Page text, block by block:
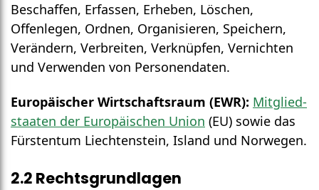
Beschaffen, Erfassen, Erheben, Löschen,
Offenlegen, Ordnen, Organisieren, Speichern,
Verändern, Verbreiten, Verknüpfen, Vernichten
und Verwenden von Personen­daten.
Europäischer Wirtschafts­raum (EWR): Mitglied­
staaten der Europäischen Union (EU) sowie das
Fürstentum Liechten­stein, Island und Norwegen.
2.2 Rechts­grundlagen